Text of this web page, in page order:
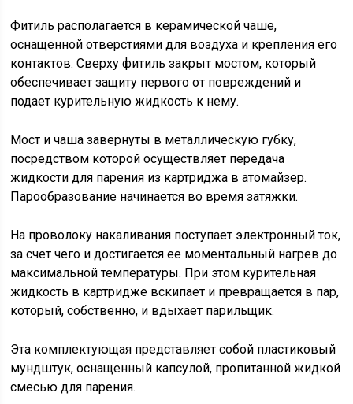
Фитиль располагается в керамической чаше,
оснащенной отверстиями для воздуха и крепления его
контактов. Сверху фитиль закрыт мостом, который
обеспечивает защиту первого от повреждений и
подает курительную жидкость к нему.
Мост и чаша завернуты в металлическую губку,
посредством которой осуществляет передача
жидкости для парения из картриджа в атомайзер.
Парообразование начинается во время затяжки.
На проволоку накаливания поступает электронный ток,
за счет чего и достигается ее моментальный нагрев до
максимальной температуры. При этом курительная
жидкость в картридже вскипает и превращается в пар,
который, собственно, и вдыхает парильщик.
Эта комплектующая представляет собой пластиковый
мундштук, оснащенный капсулой, пропитанной жидкой
смесью для парения.